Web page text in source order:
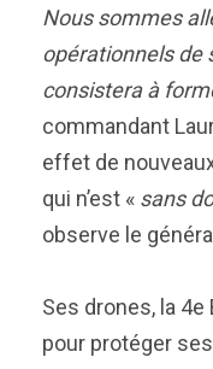
Nous sommes
opérationnels de
consistera à
commandant
effet de
qui n’est « sans
observe le
Ses drones, la
pour protéger